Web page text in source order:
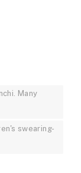
Many
swearing-